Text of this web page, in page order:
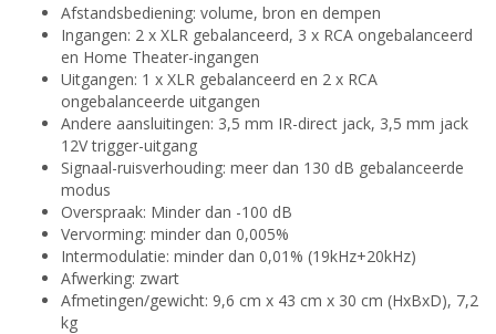
Afstandsbediening: volume, bron en dempen
Ingangen: 2 x XLR gebalanceerd, 3 x RCA ongebalanceerd
en Home Theater-ingangen
Uitgangen: 1 x XLR gebalanceerd en 2 x RCA
ongebalanceerde uitgangen
Andere aansluitingen: 3,5 mm IR-direct jack, 3,5 mm jack
12V trigger-uitgang
Signaal-ruisverhouding: meer dan 130 dB gebalanceerde
modus
Overspraak: Minder dan -100 dB
Vervorming: minder dan 0,005%
Intermodulatie: minder dan 0,01% (19kHz+20kHz)
Afwerking: zwart
Afmetingen/gewicht: 9,6 cm x 43 cm x 30 cm (HxBxD), 7,2
kg